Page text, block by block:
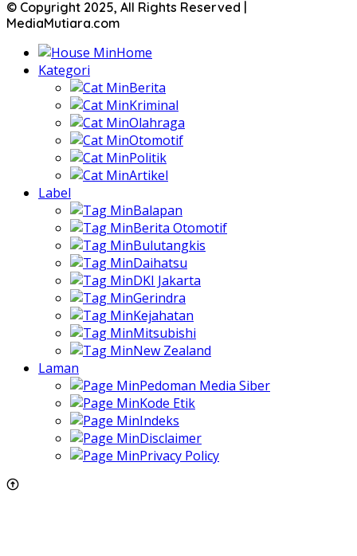
© Copyright 2025, All Rights Reserved |
MediaMutiara.com
Home
Kategori
Berita
Kriminal
Olahraga
Otomotif
Politik
Artikel
Label
Balapan
Berita Otomotif
Bulutangkis
Daihatsu
DKI Jakarta
Gerindra
Kejahatan
Mitsubishi
New Zealand
Laman
Pedoman Media Siber
Kode Etik
Indeks
Disclaimer
Privacy Policy